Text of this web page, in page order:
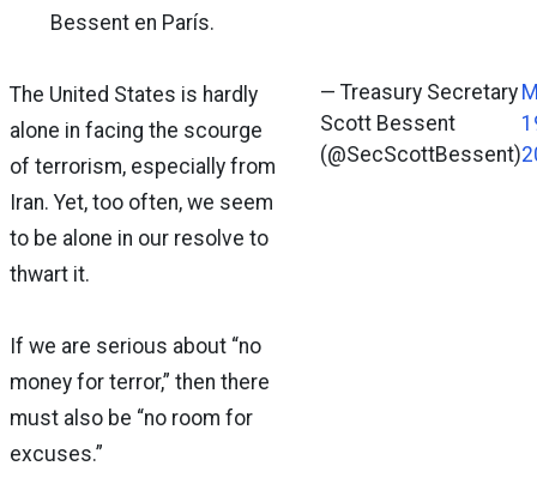
Bessent en París.
The United States is hardly
alone in facing the scourge
of terrorism, especially from
Iran. Yet, too often, we seem
to be alone in our resolve to
thwart it.
If we are serious about “no
money for terror,” then there
must also be “no room for
excuses.”
— Treasury Secretary
Scott Bessent
(@SecScottBessent)